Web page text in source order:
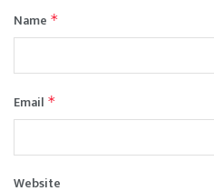
Name *
Email *
Website